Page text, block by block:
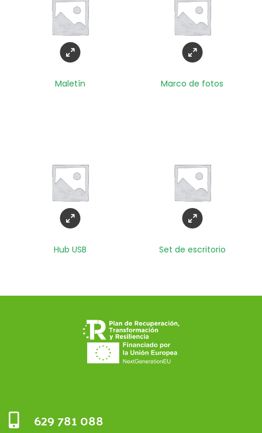
Maletín Marco de fotos
Hub USB Set de escritorio
629 781 088